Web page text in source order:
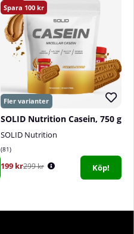
100
SOLID Nutrition Casein, 750 g
SOLID Nutrition
81
199 kr299 kr Köp!